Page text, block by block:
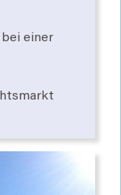
bei einer